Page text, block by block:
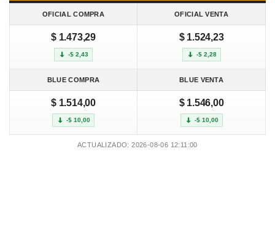
OFICIAL COMPRA OFICIAL VENTA
$ 1.473,29
-$ 2,43
$ 1.524,23
-$ 2,28
BLUE COMPRA BLUE VENTA
$ 1.514,00
-$ 10,00
$ 1.546,00
-$ 10,00
ACTUALIZADO: 2026-08-06 12:11:00